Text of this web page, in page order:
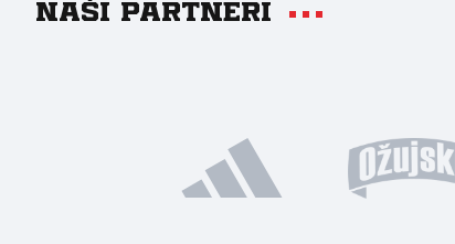
Naši partneri